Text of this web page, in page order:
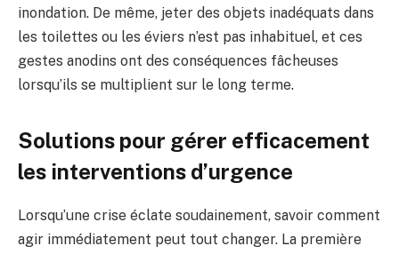
inondation. De même, jeter des objets inadéquats dans
les toilettes ou les éviers n’est pas inhabituel, et ces
gestes anodins ont des conséquences fâcheuses
lorsqu’ils se multiplient sur le long terme.
Solutions pour gérer efficacement
les interventions d’urgence
Lorsqu’une crise éclate soudainement, savoir comment
agir immédiatement peut tout changer. La première